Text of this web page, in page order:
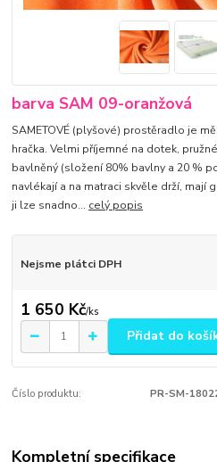
barva SAM 09-oranžová
SAMETOVÉ (plyšové) prostěradlo je
hračka. Velmi příjemné na dotek,
bavlněný (složení 80% bavlny a 20 %
navlékají a na matraci skvěle drží, mají
ji lze snadno... celý popis
Nejsme plátci DPH
1 650 Kč/ks
Přidat do
Číslo produktu: PR-SM-
Kompletní specifikace